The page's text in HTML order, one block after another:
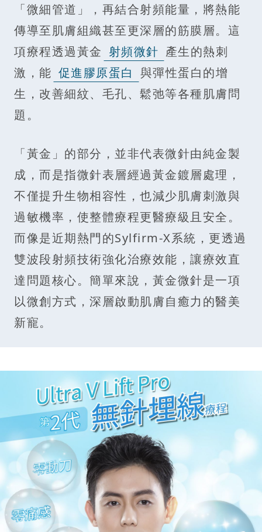
「微細管道」，再結合射頻能量，將熱能
傳導至肌膚組織甚至更深層的筋膜層。這
項療程透過黃金 射頻微針 產生的熱刺
激，能 促進膠原蛋白 與彈性蛋白的增
生，改善細紋、毛孔、鬆弛等各種肌膚問
題。
「黃金」的部分，並非代表微針由純金製
成，而是指微針表層經過黃金鍍層處理，
不僅提升生物相容性，也減少肌膚刺激與
過敏機率，使整體療程更醫療級且安全。
而像是近期熱門的Sylfirm-X系統，更透過
雙波段射頻技術強化治療效能，讓療效直
達問題核心。簡單來說，黃金微針是一項
以微創方式，深層啟動肌膚自癒力的醫美
新寵。